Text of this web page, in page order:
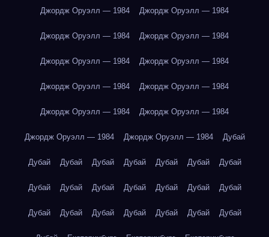
Джордж Оруэлл — 1984 Джордж Оруэлл — 1984
Джордж Оруэлл — 1984 Джордж Оруэлл — 1984
Джордж Оруэлл — 1984 Джордж Оруэлл — 1984
Джордж Оруэлл — 1984 Джордж Оруэлл — 1984
Джордж Оруэлл — 1984 Джордж Оруэлл — 1984
Джордж Оруэлл — 1984 Джордж Оруэлл — 1984 Дубай
Дубай Дубай Дубай Дубай Дубай Дубай Дубай
Дубай Дубай Дубай Дубай Дубай Дубай Дубай
Дубай Дубай Дубай Дубай Дубай Дубай Дубай